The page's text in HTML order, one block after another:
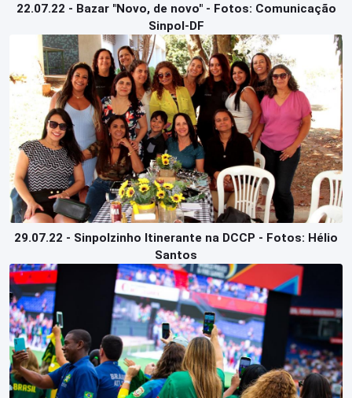
22.07.22 - Bazar "Novo, de novo" - Fotos: Comunicação
Sinpol-DF
29.07.22 - Sinpolzinho Itinerante na DCCP - Fotos: Hélio
Santos